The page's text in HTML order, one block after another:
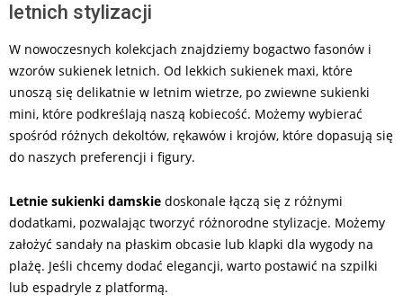
letnich stylizacji
W nowoczesnych kolekcjach znajdziemy bogactwo fasonów i
wzorów sukienek letnich. Od lekkich sukienek maxi, które
unoszą się delikatnie w letnim wietrze, po zwiewne sukienki
mini, które podkreślają naszą kobiecość. Możemy wybierać
spośród różnych dekoltów, rękawów i krojów, które dopasują się
do naszych preferencji i figury.
Letnie sukienki damskie doskonale łączą się z różnymi
dodatkami, pozwalając tworzyć różnorodne stylizacje. Możemy
założyć sandały na płaskim obcasie lub klapki dla wygody na
plażę. Jeśli chcemy dodać elegancji, warto postawić na szpilki
lub espadryle z platformą.